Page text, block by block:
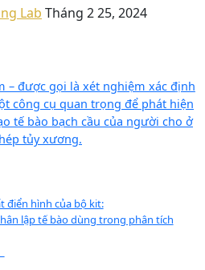
Lab Tháng 2 25, 2024
– được gọi là xét nghiệm xác định
công cụ quan trọng để phát hiện
tế bào bạch cầu của người cho ở
tủy xương.
điển hình của bộ kit:
lập tế bào dùng trong phân tích